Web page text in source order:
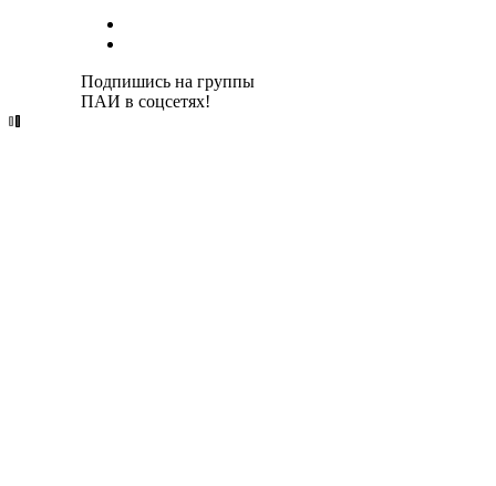
Подпишись на группы
ПАИ в соцсетях!